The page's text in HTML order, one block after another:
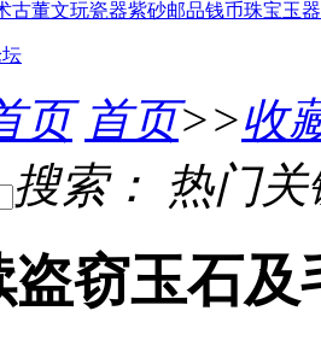
古董文玩瓷器紫砂邮品钱币珠宝玉器
页 首页>>收
搜索： 热门
窃玉石